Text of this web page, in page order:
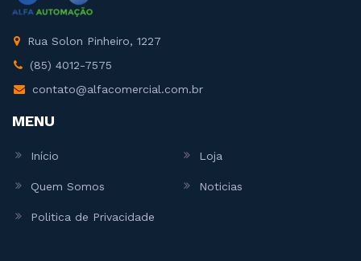
Rua Solon Pinheiro, 1227
(85) 4012-7575
contato@alfacomercial.com.br
MENU
Início Loja
Quem Somos Noticias
Politica de Privacidade